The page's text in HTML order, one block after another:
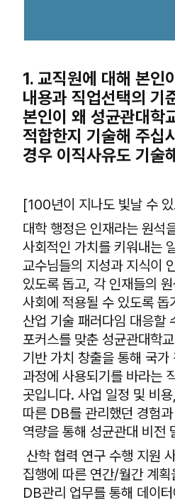
1. 교직원에 대해 본인
내용과 직업선택의 기
본인이 왜 성균관대학
적합한지 기술해 주십
경우 이직사유도 기술
[100년이 지나도 빛날 수
대학 행정은 인재라는 원석
사회적인 가치를 키워내는
교수님들의 지성과 지식이
있도록 돕고, 각 인재들의
사회에 적용될 수 있도록
산업 기술 패러다임 대응할
포커스를 맞춘 성균관대학
기반 가치 창출을 통해 국가
과정에 사용되기를 바라는
곳입니다. 사업 일정 및 비
따른 DB를 관리했던 경험
역량을 통해 성균관대 비전
산학 협력 연구 수행 지원
집행에 따른 연간/월간 계
DB관리 업무를 통해 데이